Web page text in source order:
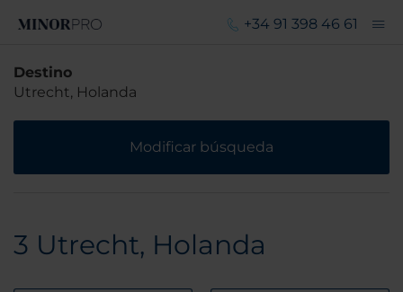
+34 91 398 46 61
Destino
Utrecht, Holanda
Modificar búsqueda
3 Utrecht, Holanda